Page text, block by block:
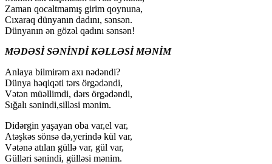
Zaman qocaltmamış girim qoynuna,
Cıxaraq dünyanın dadını, sənsən.
Dünyanın ən gözəl qadını sənsən!
MƏDƏSİ SƏNİNDİ KƏLLƏSİ MƏNİM
Anlaya bilmirəm axı nədəndi?
Dünya həqiqəti tərs örgədəndi,
Vətən müəllimdi, dərs örgədəndi,
Sığalı sənindi,silləsi mənim.
Didərgin yaşayan oba var,el var,
Atəşkəs sönsə də,yerində kül var,
Vətənə atılan güllə var, gül var,
Gülləri sənindi, gülləsi mənim.